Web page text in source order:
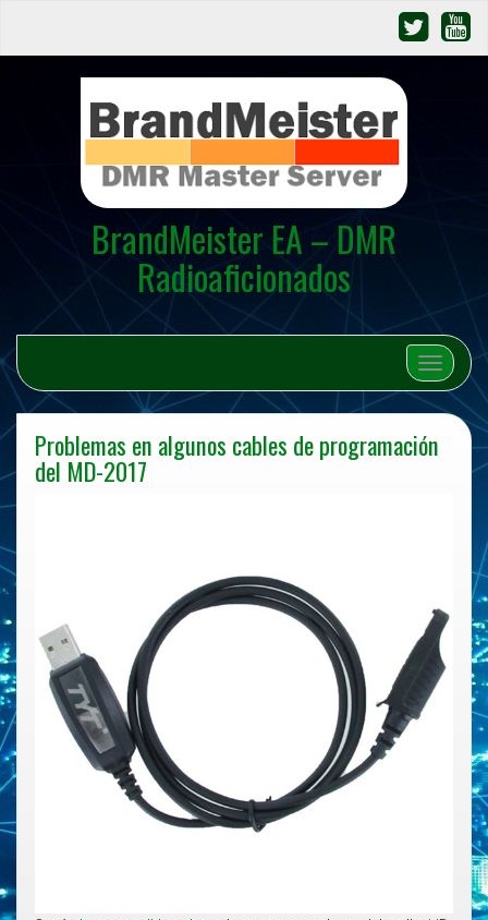
BrandMeister EA – DMR
Radioaficionados
Cambiar
Problemas en algunos cables de programación
del MD-2017